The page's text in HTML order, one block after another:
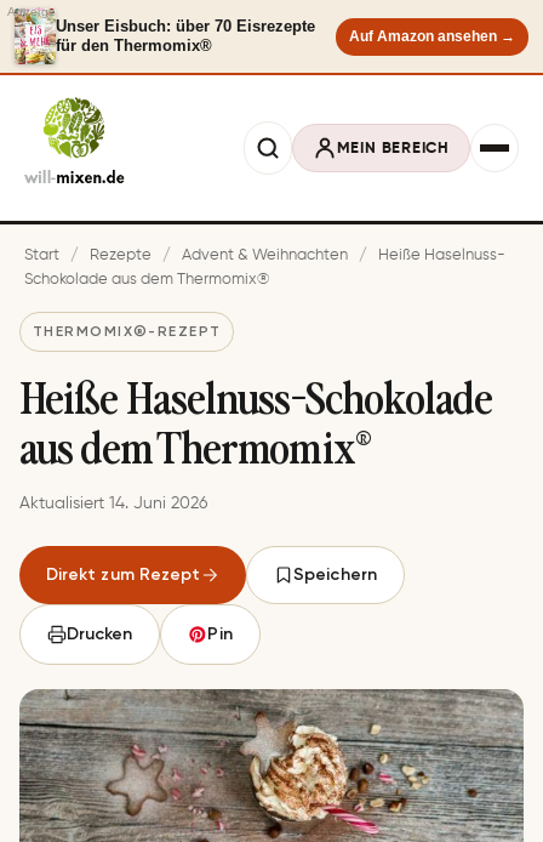
Anzeige
Unser Eisbuch: über 70 Eisrezepte
für den Thermomix®
Auf Amazon ansehen →
MEIN BEREICH
Start / Rezepte / Advent & Weihnachten /
Heiße Haselnuss-
Schokolade aus dem Thermomix®
THERMOMIX®-REZEPT
Heiße Haselnuss-Schokolade
aus dem Thermomix®
Aktualisiert 14. Juni 2026
Direkt zum Rezept Speichern
Drucken Pin